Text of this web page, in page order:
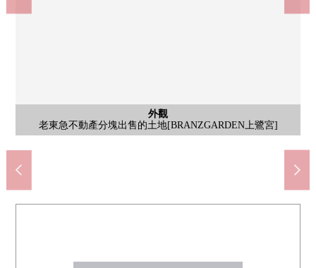
外觀
老東急不動產分塊出售的土地[BRANZGARDEN上鷺宮]
外觀
豐富的存儲空間、約5.2張塌塌米的小房間背後收納、壁櫥、壁
櫥、廚房地板下邊收藏
院子
正設立露台，盡管是感覺，但是可以度過外面的空氣。是被在日
常中隨便出去的空間。
院子
含有前面道路的外觀
西武池袋線富士見台站步行8分鐘
含有前面道路的外觀
如感興趣,歡迎請隨時聯繫我們。
富士見台站(西武池袋線)(約610m)
步行8分鐘
鷺之宮站(西武新宿線)(約1310m)
步行17分鐘
Mybasket富士見台千川份店(約500m)
全家便利店上鷺宮2丁目商店(約700m)
Create SD中野上鷺宮商店(約550m)
富士見台站前郵局(約450m)
中野區長靴鷺宮小學(約350m)
中野區立北中野中學(約550m)